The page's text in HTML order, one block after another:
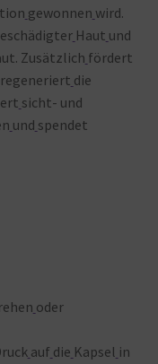
gewonnen wird.
Haut und
Zusätzlich fördert
regeneriert die
sicht- und
und spendet
oder
auf die Kapsel in